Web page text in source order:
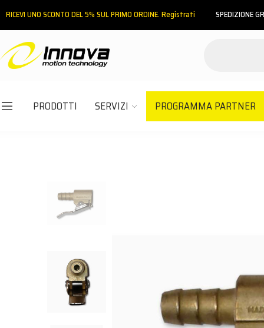
RICEVI UNO SCONTO DEL 5% SUL PRIMO ORDINE. Registrati SPEDIZIONE
PRODOTTI SERVIZI PROGRAMMA PARTNER
NESSUN ACCOUNTCREA UN NUOVO ACCOUNT